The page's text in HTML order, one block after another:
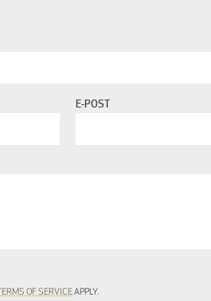
E-POST
TERMS OF SERVICEAPPLY.